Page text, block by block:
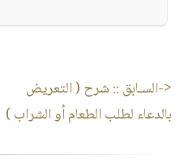
<-السـابق :: شرح ( التعريض
بالدعاء لطلب الطعام أو الشراب )